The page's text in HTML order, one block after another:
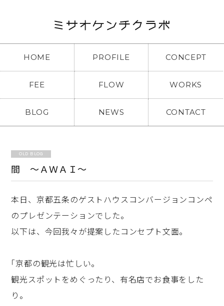
HOME PROFILE CONCEPT
FEE FLOW WORKS
BLOG NEWS CONTACT
OLD BLOG
間 ～ＡＷＡＩ～
本日、京都五条のゲストハウスコンバージョンコンペ
のプレゼンテーションでした。
以下は、今回我々が提案したコンセプト文面。
｢京都の観光は忙しい。
観光スポットをめぐったり、有名店でお食事をした
り。